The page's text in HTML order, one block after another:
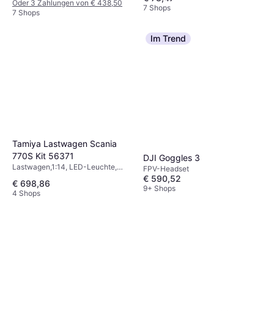
Oder 3 Zahlungen von € 438,50
7 Shops
(2WD)
7 Shops
Tamiya Lastwagen Scania
770S Kit 56371
Lastwagen,1:14, LED-Leuchte,
€ 698,86
4 Shops
Im Trend
DJI Goggles 3
FPV-Headset
€ 590,52
9+ Shops